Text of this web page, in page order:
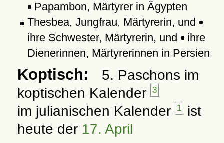
Papambon, Märtyrer in Ägypten
Thesbea, Jungfrau, Märtyrerin, und
ihre Schwester, Märtyrerin, und ihre
Dienerinnen, Märtyrerinnen in Persien
Koptisch:
5. Paschons im
koptischen Kalender
3
im julianischen Kalender 1 ist
heute der 17. April